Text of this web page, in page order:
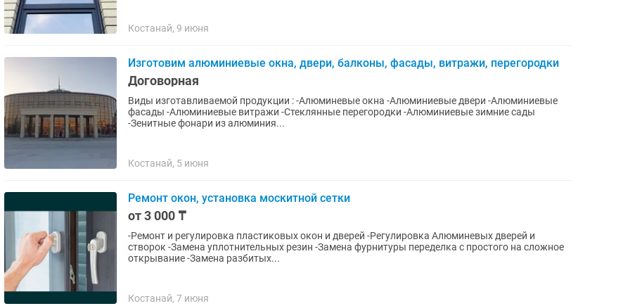
Костанай, 9 июня
Изготовим алюминиевые окна, двери, балконы, фасады, витражи, перегородки
Договорная
Виды изготавливаемой продукции : -Алюминевые окна -Алюминиевые двери -Алюминиевые
фасады -Алюминиевые витражи -Стеклянные перегородки -Алюминиевые зимние сады
-Зенитные фонари из алюминия...
Костанай, 5 июня
Ремонт окон, установка москитной сетки
от 3 000 ₸
-Ремонт и регулировка пластиковых окон и дверей -Регулировка Алюминевых дверей и
створок -Замена уплотнительных резин -Замена фурнитуры переделка с простого на сложное
открывание -Замена разбитых...
Костанай, 7 июня